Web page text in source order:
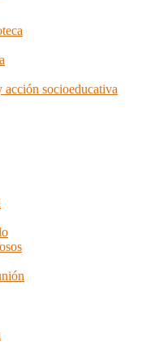
socioeducativa